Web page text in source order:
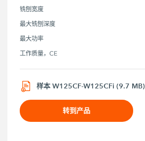
铣刨宽度
最大铣刨深度
最大功率
工作质量，CE
样本 W125CF-W125CFi (9.7 MB)
转到产品